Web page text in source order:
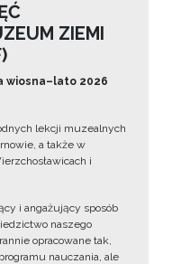
ZIEMI
wiosna–lato 2026
lekcji muzealnych
a także w
i
i angażujący sposób
naszego
opracowane tak,
nauczania, ale